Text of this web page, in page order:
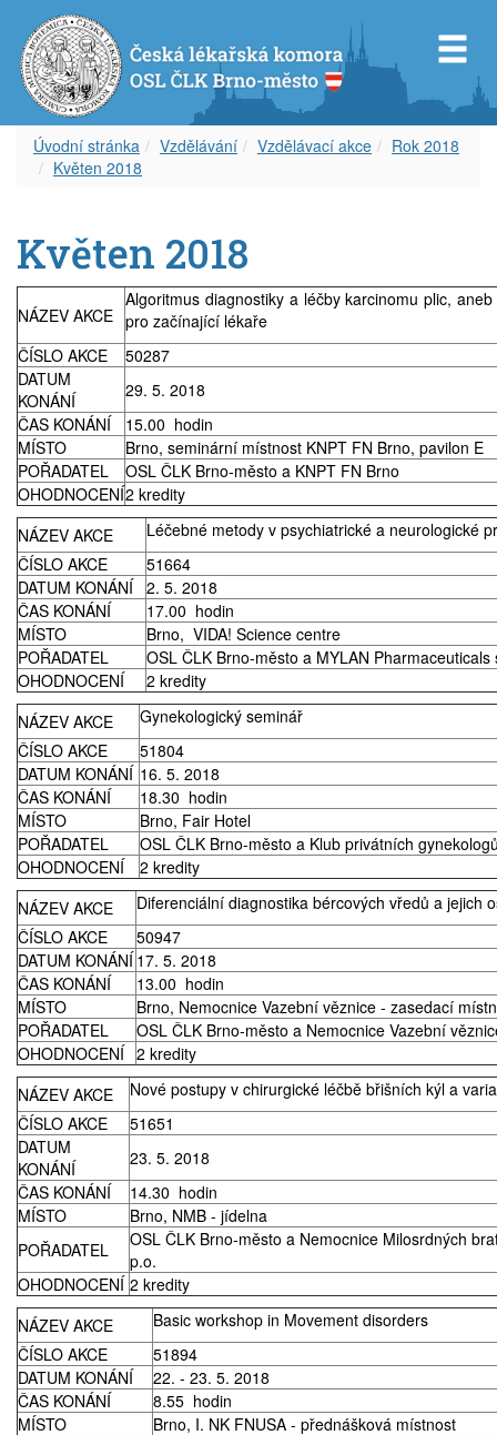
Úvodní stránka Vzdělávání Vzdělávací akce
Rok 2018
Květen 2018
Květen 2018
NÁZEV AKCE
Algoritmus diagnostiky a léčby karcinomu plic,
pro začínající lékaře
ČÍSLO AKCE
50287
DATUM
KONÁNÍ
29. 5. 2018
ČAS KONÁNÍ
15.00 hodin
MÍSTO
Brno, seminární místnost KNPT FN Brno, pavilon E
POŘADATEL
OSL ČLK Brno-město a KNPT FN Brno
OHODNOCENÍ2 kredity
NÁZEV AKCE
Léčebné metody v psychiatrické a neurologické
ČÍSLO AKCE
51664
DATUM KONÁNÍ 2. 5. 2018
ČAS KONÁNÍ
17.00 hodin
MÍSTO
Brno, VIDA! Science centre
POŘADATEL
OSL ČLK Brno-město a MYLAN Pharmaceuticals
OHODNOCENÍ
2 kredity
NÁZEV AKCE
Gynekologický seminář
ČÍSLO AKCE
51804
DATUM KONÁNÍ 16. 5. 2018
ČAS KONÁNÍ
18.30 hodin
MÍSTO
Brno, Fair Hotel
POŘADATEL
OSL ČLK Brno-město a Klub privátních
OHODNOCENÍ
2 kredity
NÁZEV AKCE
Diferenciální diagnostika bércových vředů a jejich
ČÍSLO AKCE
50947
DATUM KONÁNÍ 17. 5. 2018
ČAS KONÁNÍ
13.00 hodin
MÍSTO
Brno, Nemocnice Vazební věznice - zasedací
POŘADATEL
OSL ČLK Brno-město a Nemocnice Vazební
OHODNOCENÍ 2 kredity
NÁZEV AKCE
Nové postupy v chirurgické léčbě břišních kýl a varia
ČÍSLO AKCE
51651
DATUM
KONÁNÍ
23. 5. 2018
ČAS KONÁNÍ
14.30 hodin
MÍSTO
Brno, NMB - jídelna
POŘADATEL
OSL ČLK Brno-město a Nemocnice Milosrdných
p.o.
OHODNOCENÍ 2 kredity
NÁZEV AKCE
Basic workshop in Movement disorders
ČÍSLO AKCE
51894
DATUM KONÁNÍ
22. - 23. 5. 2018
ČAS KONÁNÍ
8.55 hodin
MÍSTO
Brno, I. NK FNUSA - přednášková místnost
Revizní komise OS ČLK Brno-město
Čestná rada OS ČLK Brno-město
Delegáti sjezdu ČLK
Zápisy z okresních shromáždění
Vzdělávací akce
Věstník ČLK
Aktuality
Zápisy z okresního shromáždění
Informace lékařům
Archív článků
Aktuální inzerce
Volná místa – nabídka
Volná místa – poptávka
Zástupy – nabídka
Zástupy – poptávka
Prodej
Pronájem a prodej ordinací
Převzetí praxe
Odkazy
Covid-19